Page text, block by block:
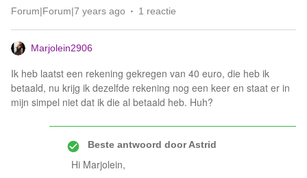
Forum|Forum|7 years ago 1 reactie
Marjolein2906
Ik heb laatst een rekening gekregen van 40 euro, die heb ik
betaald, nu krijg ik dezelfde rekening nog een keer en staat er in
mijn simpel niet dat ik die al betaald heb. Huh?
Beste antwoord doorAstrid
Hi Marjolein,